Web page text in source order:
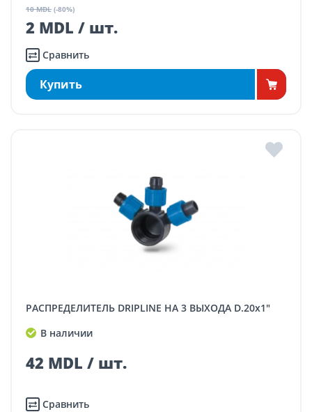
10 MDL (-80%)
2 MDL / шт.
Сравнить
Купить
РАСПРЕДЕЛИТЕЛЬ DRIPLINE НА 3 ВЫХОДА D.20x1"
В наличии
42 MDL / шт.
Сравнить